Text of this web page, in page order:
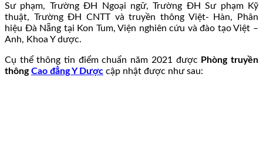
Sư phạm, Trường ĐH Ngoại ngữ, Trường ĐH Sư phạm Kỹ
thuật, Trường ĐH CNTT và truyền thông Việt- Hàn, Phân
hiệu Đà Nẵng tại Kon Tum, Viện nghiên cứu và đào tạo Việt –
Anh, Khoa Y dược.
Cụ thể thông tin điểm chuẩn năm 2021 được Phòng truyền
thôngCao đẳng Y Dược cập nhật được như sau: